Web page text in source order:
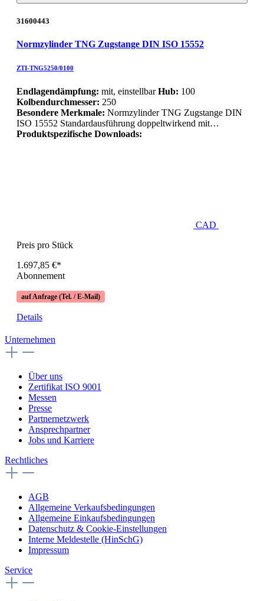
31600443
Normzylinder TNG Zugstange DIN ISO 15552
ZTI-TNG5250/0100
Endlagendämpfung: mit, einstellbarHub: 100
Kolbendurchmesser: 250
Besondere Merkmale: Normzylinder TNG Zugstange DIN
ISO 15552 Standardausführung doppeltwirkend mit…
Produktspezifische Downloads:
CAD
Preis pro Stück
1.697,85 €*
Abonnement
auf Anfrage (Tel. / E-Mail)
Details
Unternehmen
Über uns
Zertifikat ISO 9001
Messen
Presse
Partnernetzwerk
Ansprechpartner
Jobs und Karriere
Rechtliches
AGB
Allgemeine Verkaufsbedingungen
Allgemeine Einkaufsbedingungen
Datenschutz & Cookie-Einstellungen
Interne Meldestelle (HinSchG)
Impressum
Service